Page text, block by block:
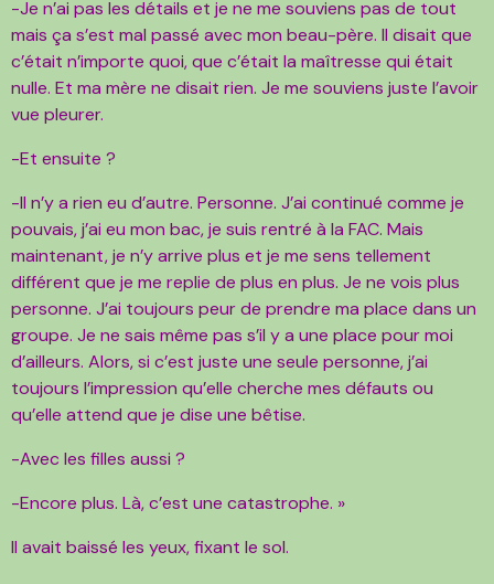
-Je n’ai pas les détails et je ne me souviens pas de tout
mais ça s’est mal passé avec mon beau-père. Il disait que
c’était n’importe quoi, que c’était la maîtresse qui était
nulle. Et ma mère ne disait rien. Je me souviens juste l’avoir
vue pleurer.
-Et ensuite ?
-Il n’y a rien eu d’autre. Personne. J’ai continué comme je
pouvais, j’ai eu mon bac, je suis rentré à la FAC. Mais
maintenant, je n’y arrive plus et je me sens tellement
différent que je me replie de plus en plus. Je ne vois plus
personne. J’ai toujours peur de prendre ma place dans un
groupe. Je ne sais même pas s’il y a une place pour moi
d’ailleurs. Alors, si c’est juste une seule personne, j’ai
toujours l’impression qu’elle cherche mes défauts ou
qu’elle attend que je dise une bêtise.
-Avec les filles aussi ?
-Encore plus. Là, c’est une catastrophe. »
Il avait baissé les yeux, fixant le sol.